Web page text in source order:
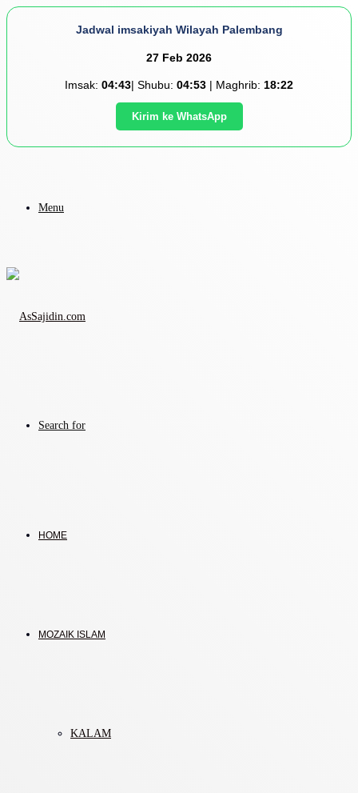
Jadwal imsakiyah Wilayah Palembang
27 Feb 2026
Imsak: 04:43| Shubu: 04:53 | Maghrib: 18:22
Kirim ke WhatsApp
Menu
Search for
HOME
MOZAIK ISLAM
KALAM